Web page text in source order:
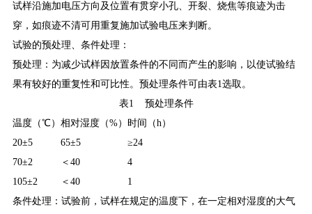
试样沿施加电压方向及位置有贯穿小孔、开裂、烧焦等痕迹为击
穿，如痕迹不清可用重复施加试验电压来判断。
试验的预处理、条件处理：
预处理：为减少试样因放置条件的不同而产生的影响，以使试验结
果有较好的重复性和可比性。预处理条件可由表1选取。
表1 预处理条件
温度（℃） 相对湿度（%） 时间（h）
20±5
65±5
≥24
70±2
＜40
4
105±2
＜40
1
条件处理：试验前，试样在规定的温度下，在一定相对湿度的大气